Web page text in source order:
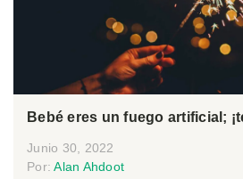
Bebé eres un fuego artificial;
Junio 30, 2022
Por:Alan Ahdoot